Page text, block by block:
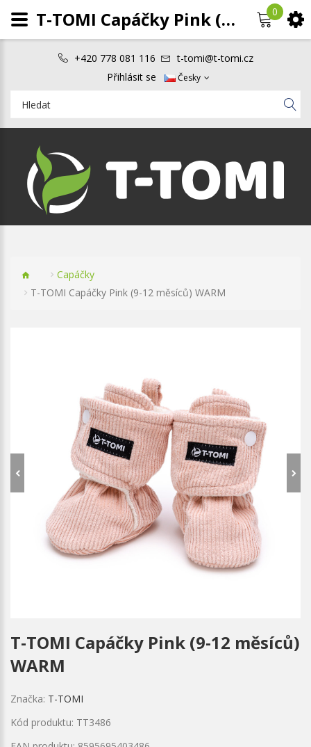
+420 778 081 116
t-tomi@t-tomi.cz
Přihlásit se
Česky
0
Capáčky
T-TOMI Capáčky Pink (9-12 měsíců) WARM
T-TOMI Capáčky Pink (9-12 měsíců)
WARM
Značka: T-TOMI
Kód produktu: TT3486
T-TOMI Capáčky Pink (9-12 měsíců) WARM